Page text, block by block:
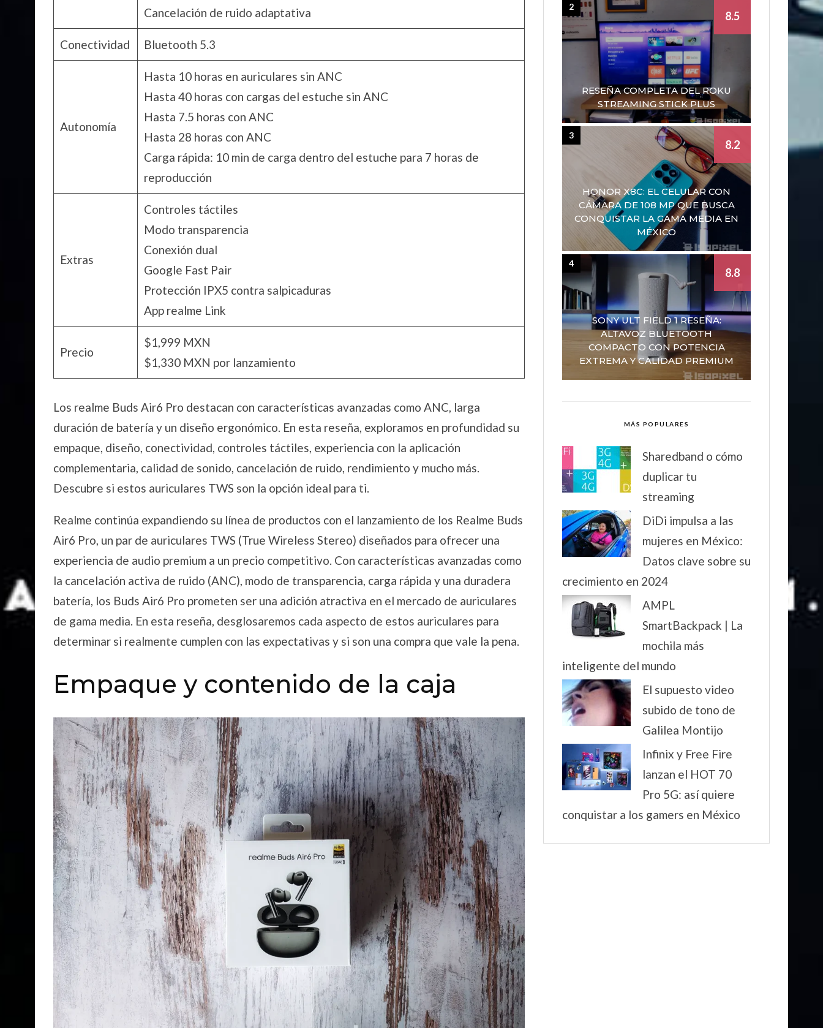
Cancelación de ruido adaptativa
Conectividad Bluetooth 5.3
Autonomía
Hasta 10 horas en auriculares sin ANC
Hasta 40 horas con cargas del estuche sin ANC
Hasta 7.5 horas con ANC
Hasta 28 horas con ANC
Carga rápida: 10 min de carga dentro del estuche para 7 horas de
reproducción
Extras
Controles táctiles
Modo transparencia
Conexión dual
Google Fast Pair
Protección IPX5 contra salpicaduras
App realme Link
Precio
$1,999 MXN
$1,330 MXN por lanzamiento
Los realme Buds Air6 Pro destacan con características avanzadas como ANC, larga
duración de batería y un diseño ergonómico. En esta reseña, exploramos en profundidad su
empaque, diseño, conectividad, controles táctiles, experiencia con la aplicación
complementaria, calidad de sonido, cancelación de ruido, rendimiento y mucho más.
Descubre si estos auriculares TWS son la opción ideal para ti.
Realme continúa expandiendo su línea de productos con el lanzamiento de los Realme Buds
Air6 Pro, un par de auriculares TWS (True Wireless Stereo) diseñados para ofrecer una
experiencia de audio premium a un precio competitivo. Con características avanzadas como
la cancelación activa de ruido (ANC), modo de transparencia, carga rápida y una duradera
batería, los Buds Air6 Pro prometen ser una adición atractiva en el mercado de auriculares
de gama media. En esta reseña, desglosaremos cada aspecto de estos auriculares para
determinar si realmente cumplen con las expectativas y si son una compra que vale la pena.
Empaque y contenido de la caja
RESEÑA COMPLETA DEL ROKU
STREAMING STICK PLUS
8.5
2
HONOR X8C: EL CELULAR CON
CÁMARA DE 108 MP QUE BUSCA
CONQUISTAR LA GAMA MEDIA EN
MÉXICO
8.2
3
SONY ULT FIELD 1 RESEÑA:
ALTAVOZ BLUETOOTH
COMPACTO CON POTENCIA
EXTREMA Y CALIDAD PREMIUM
8.8
4
MÁS POPULARES
Sharedband o cómo
duplicar tu
streaming
DiDi impulsa a las
mujeres en México:
Datos clave sobre su
crecimiento en 2024
AMPL
SmartBackpack | La
mochila más
inteligente del mundo
El supuesto video
subido de tono de
Galilea Montijo
Infinix y Free Fire
lanzan el HOT 70
Pro 5G: así quiere
conquistar a los gamers en México